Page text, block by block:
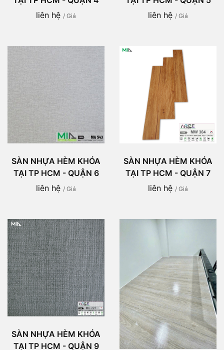
liên hệ / Giá
liên hệ / Giá
SÀN NHỰA HÈM KHÓA
TẠI TP HCM - QUẬN 6
liên hệ / Giá
SÀN NHỰA HÈM KHÓA
TẠI TP HCM - QUẬN 7
liên hệ / Giá
SÀN NHỰA HÈM KHÓA
TẠI TP HCM - QUẬN 9